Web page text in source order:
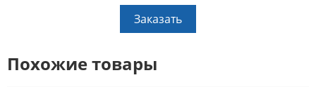
Заказать
Похожие товары